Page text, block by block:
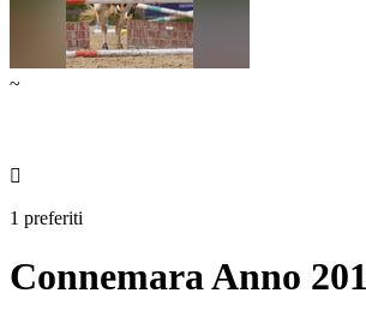
~

1 preferiti
Connemara Anno